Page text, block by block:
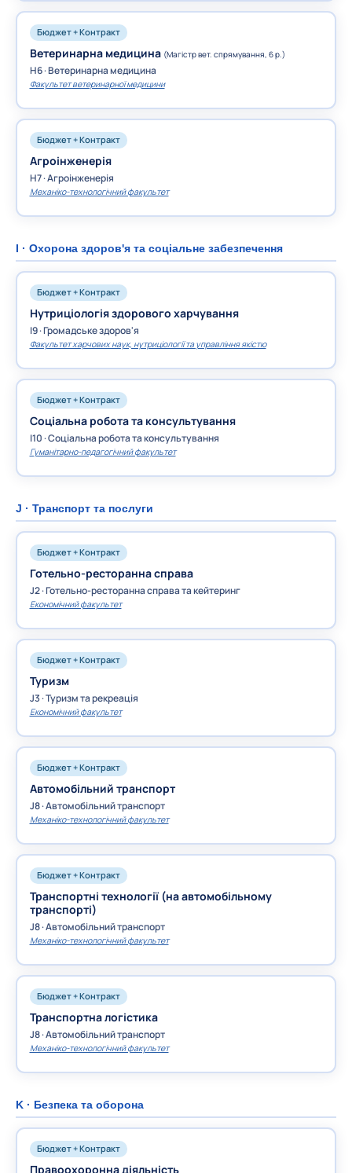
Бюджет + Контракт
Ветеринарна медицина (Магістр вет. спрямування, 6 р.)
H6 · Ветеринарна медицина
Факультет ветеринарної медицини
Бюджет + Контракт
Агроінженерія
H7 · Агроінженерія
Механіко-технологічний факультет
I · Охорона здоров'я та соціальне забезпечення
Бюджет + Контракт
Нутриціологія здорового харчування
I9 · Громадське здоров'я
Факультет харчових наук, нутриціології та управління якістю
Бюджет + Контракт
Соціальна робота та консультування
I10 · Соціальна робота та консультування
Гуманітарно-педагогічний факультет
J · Транспорт та послуги
Бюджет + Контракт
Готельно-ресторанна справа
J2 · Готельно-ресторанна справа та кейтеринг
Економічний факультет
Бюджет + Контракт
Туризм
J3 · Туризм та рекреація
Економічний факультет
Бюджет + Контракт
Автомобільний транспорт
J8 · Автомобільний транспорт
Механіко-технологічний факультет
Бюджет + Контракт
Транспортні технології (на автомобільному
транспорті)
J8 · Автомобільний транспорт
Механіко-технологічний факультет
Бюджет + Контракт
Транспортна логістика
J8 · Автомобільний транспорт
Механіко-технологічний факультет
K · Безпека та оборона
Бюджет + Контракт
Правоохоронна діяльність